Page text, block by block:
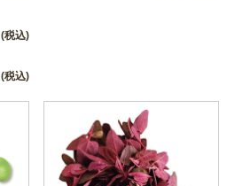
(税込)
(税込)